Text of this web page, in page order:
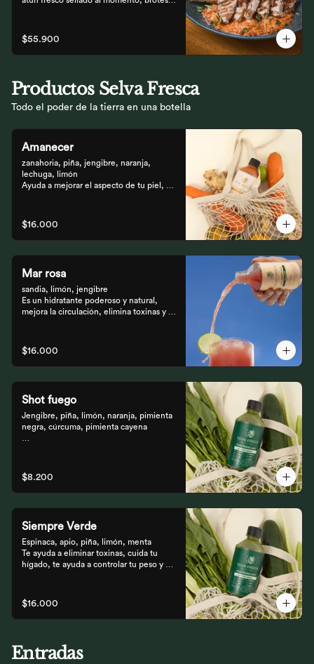
grill.
$55.900
Productos Selva Fresca
Todo el poder de la tierra en una botella
Amanecer
zanahoria, piña, jengibre, naranja,
lechuga, limón
Ayuda a mejorar el aspecto de tu piel,
celular
$16.000
Mar rosa
sandia, limón, jengibre
Es un hidratante poderoso y natural,
mejora la circulación, elimina toxinas y
$16.000
Shot fuego
Jengibre, piña, limón, naranja, pimienta
negra, cúrcuma, pimienta cayena
inflamación del organismo.
recomendamos tomarlo solo con soda o
con cualquiera de los zumos
$8.200
Siempre Verde
Espinaca, apio, piña, limón, menta
Te ayuda a eliminar toxinas, cuida tu
hígado, te ayuda a controlar tu peso y
$16.000
Entradas